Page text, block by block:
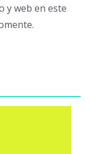
y web en este